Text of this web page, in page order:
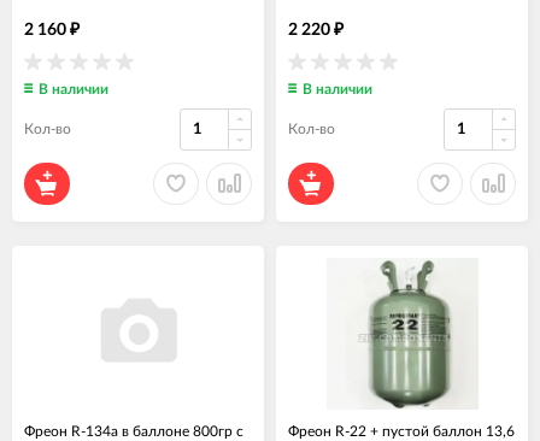
2 160 ₽
В наличии
Кол-во
2 220 ₽
В наличии
Кол-во
Фреон R-134a в баллоне 800гр с
Фреон R-22 + пустой баллон 13,6